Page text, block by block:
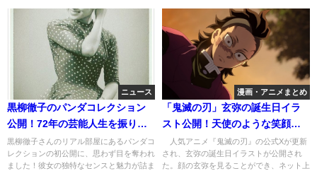
ニュース
黒柳徹子のパンダコレクション
公開！72年の芸能人生を振り返
る
黒柳徹子さんのリアル部屋にあるパンダコ
レクションの初公開に、思わず目を奪われ
ました！彼女の独特なセンスと魅力が詰ま
漫画・アニメまとめ
「鬼滅の刃」玄弥の誕生日イラ
スト公開！天使のような笑顔に
ファン歓喜
人気アニメ『鬼滅の刃』の公式Xが更新
され、玄弥の誕生日イラストが公開され
た。顔の玄弥を見ることができ、ネット上